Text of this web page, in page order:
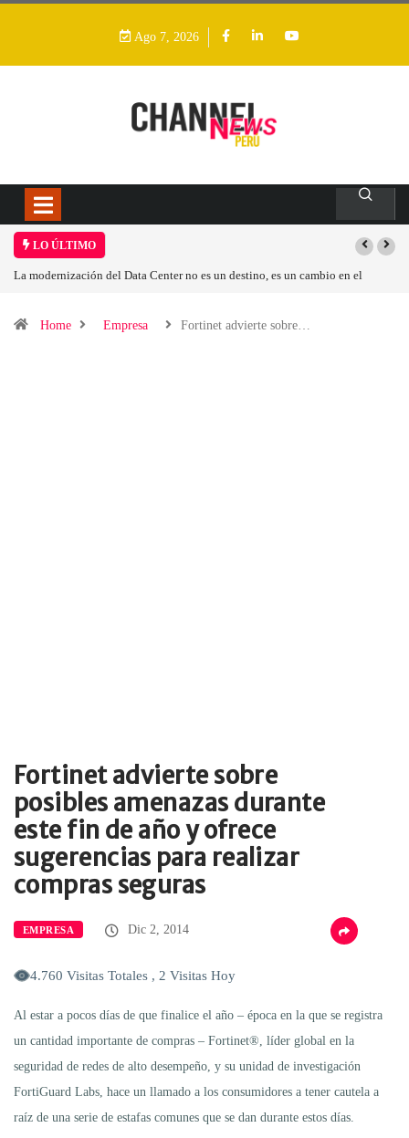
Ago 7, 2026
LO ÚLTIMO
no es un destino, es un cambio en el Los ingresos por
Home Empresa Fortinet advierte sobre…
Fortinet advierte sobre
posibles amenazas durante
este fin de año y ofrece
sugerencias para realizar
compras seguras
EMPRESA Dic 2, 2014
4.760 Visitas Totales , 2 Visitas Hoy
Al estar a pocos días de que finalice el año – época en la que se registra
un cantidad importante de compras – Fortinet®, líder global en la
seguridad de redes de alto desempeño, y su unidad de investigación
FortiGuard Labs, hace un llamado a los consumidores a tener cautela a
raíz de una serie de estafas comunes que se dan durante estos días.